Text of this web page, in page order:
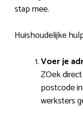
stap mee.
Huishoudelijke
Voer je
ZOek
postcode
werksters